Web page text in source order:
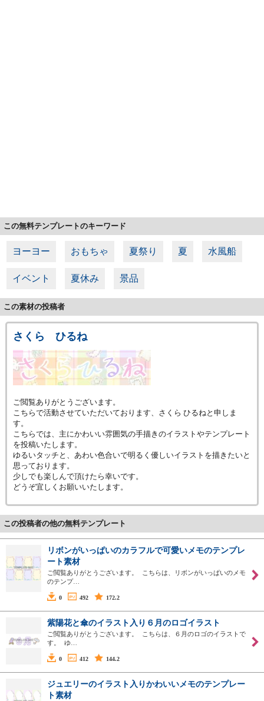
この無料テンプレートのキーワード
ヨーヨー おもちゃ 夏祭り 夏 水風船
イベント 夏休み 景品
この素材の投稿者
さくら ひるね
ご閲覧ありがとうございます。
こちらで活動させていただいております、さくら ひるねと申しま
す。
こちらでは、主にかわいい雰囲気の手描きのイラストやテンプレート
を投稿いたします。
ゆるいタッチと、あわい色合いで明るく優しいイラストを描きたいと
思っております。
少しでも楽しんで頂けたら幸いです。
どうぞ宜しくお願いいたします。
この投稿者の他の無料テンプレート
リボンがいっぱいのカラフルで可愛いメモのテンプレ
ート素材
ご閲覧ありがとうございます。 こちらは、リボンがいっぱいのメモ
のテンプ…
0 492 172.2
紫陽花と傘のイラスト入り６月のロゴイラスト
ご閲覧ありがとうございます。 こちらは、６月のロゴのイラストで
す。 ゆ…
0 412 144.2
ジュエリーのイラスト入りかわいいメモのテンプレー
ト素材